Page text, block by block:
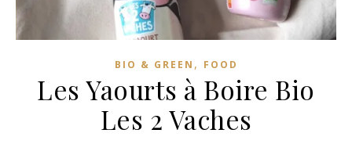
BIO & GREEN , FOOD
Les Yaourts à Boire Bio
Les 2 Vaches